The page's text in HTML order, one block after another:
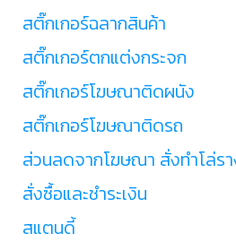
สติ๊กเกอร์ฉลากสินค้า
สติ๊กเกอร์ตกแต่งกระจก
สติ๊กเกอร์โฆษณาติดผนัง
สติ๊กเกอร์โฆษณาติดรถ
ส่วนลดจากโฆษณา สั่งทำโล่ร
สั่งซื้อและชำระเงิน
สแตนดี้